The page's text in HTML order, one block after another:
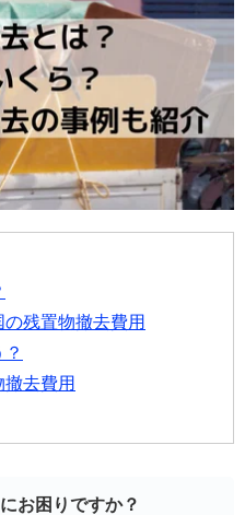
の残置物撤去費用
去費用
お困りですか？